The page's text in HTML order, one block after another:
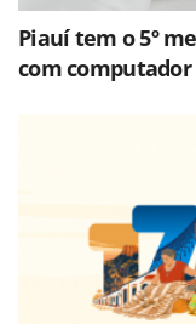
Piauí tem o 5º
com computador